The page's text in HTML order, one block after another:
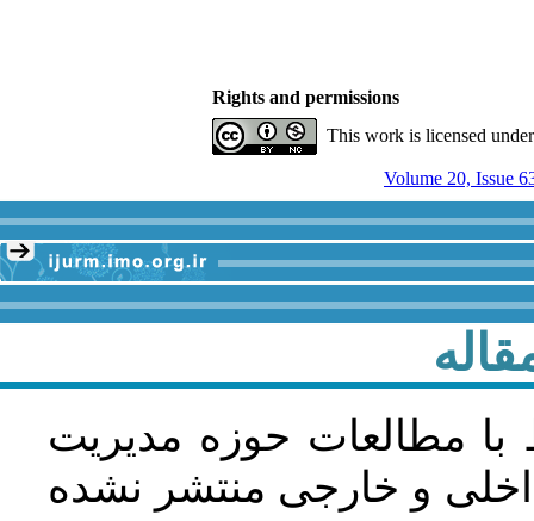
Rights and permissions
This work is licensed
Volume 20, Issue
با مطالعات حوزه مديريت
و خارجی منتشر نشده